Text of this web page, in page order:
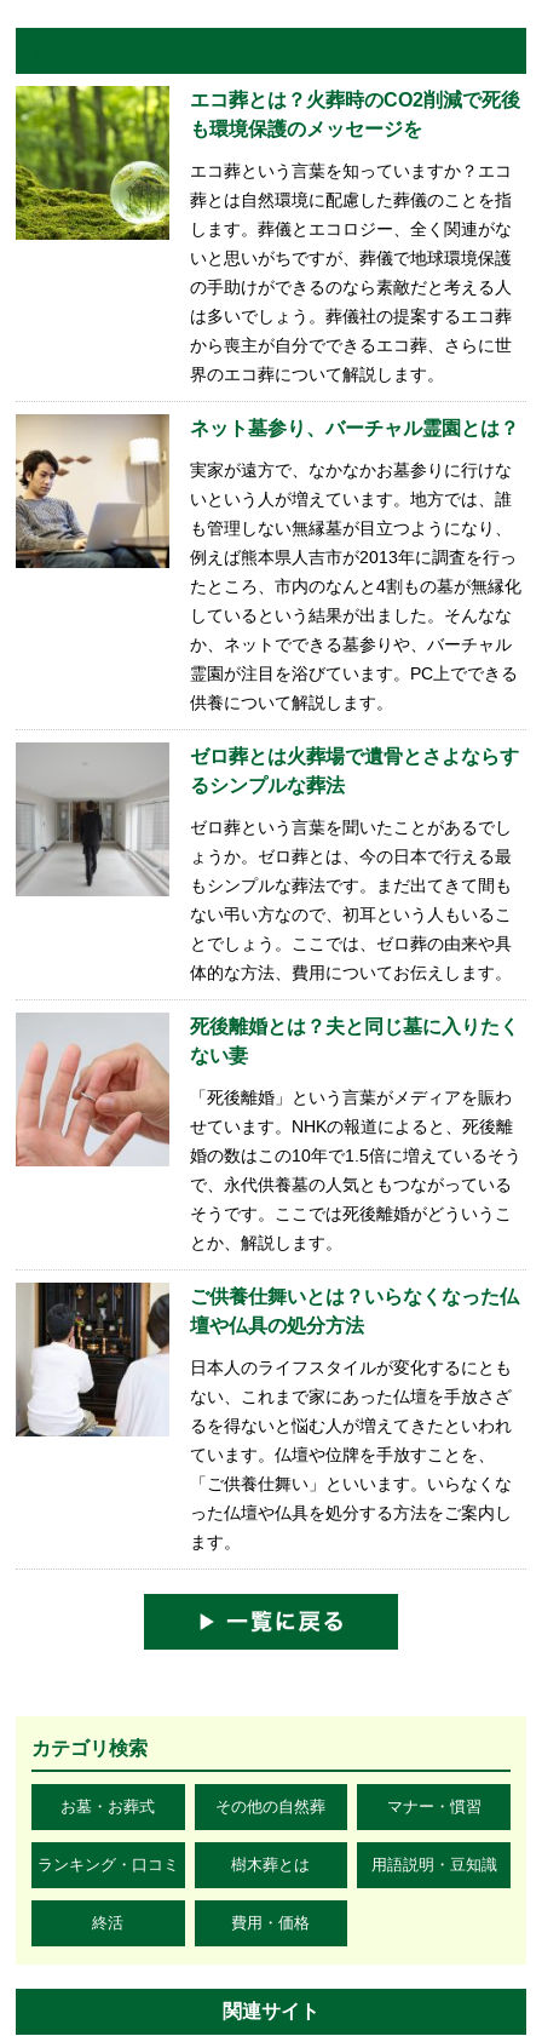
エコ葬とは？火葬時のCO2削減で死後
も環境保護のメッセージを
エコ葬という言葉を知っていますか？エコ
葬とは自然環境に配慮した葬儀のことを指
します。葬儀とエコロジー、全く関連がな
いと思いがちですが、葬儀で地球環境保護
の手助けができるのなら素敵だと考える人
は多いでしょう。葬儀社の提案するエコ葬
から喪主が自分でできるエコ葬、さらに世
界のエコ葬について解説します。
ネット墓参り、バーチャル霊園とは？
実家が遠方で、なかなかお墓参りに行けな
いという人が増えています。地方では、誰
も管理しない無縁墓が目立つようになり、
例えば熊本県人吉市が2013年に調査を行っ
たところ、市内のなんと4割もの墓が無縁化
しているという結果が出ました。そんなな
か、ネットでできる墓参りや、バーチャル
霊園が注目を浴びています。PC上でできる
供養について解説します。
ゼロ葬とは火葬場で遺骨とさよならす
るシンプルな葬法
ゼロ葬という言葉を聞いたことがあるでし
ょうか。ゼロ葬とは、今の日本で行える最
もシンプルな葬法です。まだ出てきて間も
ない弔い方なので、初耳という人もいるこ
とでしょう。ここでは、ゼロ葬の由来や具
体的な方法、費用についてお伝えします。
死後離婚とは？夫と同じ墓に入りたく
ない妻
「死後離婚」という言葉がメディアを賑わ
せています。NHKの報道によると、死後離
婚の数はこの10年で1.5倍に増えているそう
で、永代供養墓の人気ともつながっている
そうです。ここでは死後離婚がどういうこ
とか、解説します。
ご供養仕舞いとは？いらなくなった仏
壇や仏具の処分方法
日本人のライフスタイルが変化するにとも
ない、これまで家にあった仏壇を手放さざ
るを得ないと悩む人が増えてきたといわれ
ています。仏壇や位牌を手放すことを、
「ご供養仕舞い」といいます。いらなくな
った仏壇や仏具を処分する方法をご案内し
ます。
カテゴリ検索
お墓・お葬式 その他の自然葬 マナー・慣習
ランキング・口コミ 樹木葬とは 用語説明・豆知識
終活 費用・価格
関連サイト